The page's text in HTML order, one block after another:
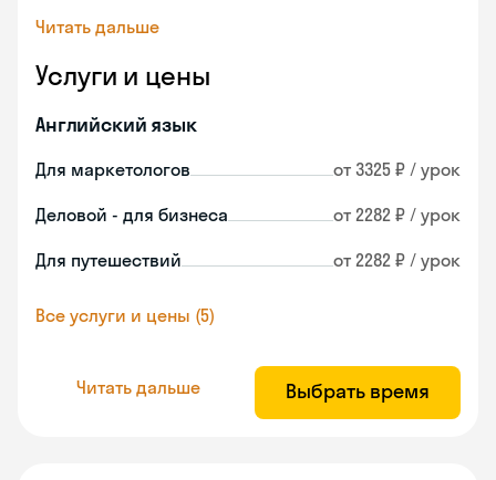
Читать дальше
Услуги и цены
Английский язык
Для маркетологов от 3325 ₽ / урок
Деловой - для бизнеса от 2282 ₽ / урок
Для путешествий от 2282 ₽ / урок
Все услуги и цены (5)
Читать дальше Выбрать время